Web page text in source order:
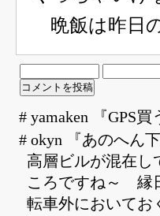
晩飯は昨日
# yamaken 『GPS
# okyn 『あのへん
高層ビルが混在し
ころですね～ 縁
転車外においてお